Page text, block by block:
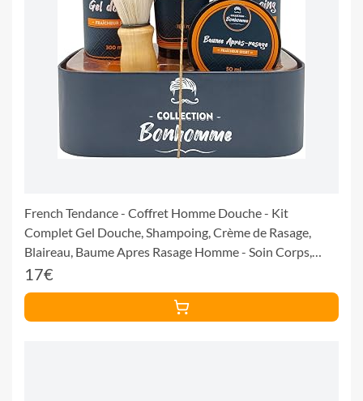
French Tendance - Coffret Homme Douche - Kit
Complet Gel Douche, Shampoing, Crème de Rasage,
Blaireau, Baume Apres Rasage Homme - Soin Corps,
Visage - Senteur Fraicheur Sport - Entretien Barbe
17€